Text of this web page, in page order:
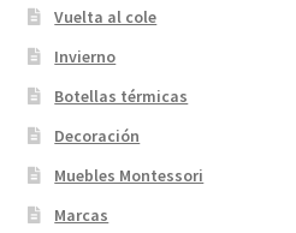
Vuelta al cole
Invierno
Botellas térmicas
Decoración
Muebles Montessori
Marcas